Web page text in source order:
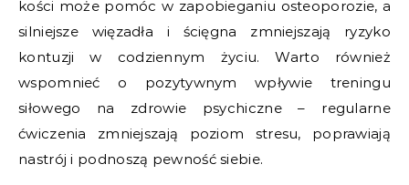
kości może pomóc w zapobieganiu osteoporozie, a
silniejsze więzadła i ścięgna zmniejszają ryzyko
kontuzji w codziennym życiu. Warto również
wspomnieć o pozytywnym wpływie treningu
siłowego na zdrowie psychiczne – regularne
ćwiczenia zmniejszają poziom stresu, poprawiają
nastrój i podnoszą pewność siebie.